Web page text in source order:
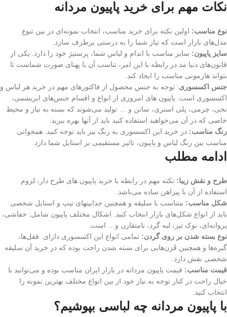
نکات مهم برای خرید پاپیون مردانه
نوع مناسب: اولین نکته برای خرید مناسب، انتخاب نمونه‌ای در بین تنوع
مدل‌‎های بازار است که نیاز شما را به درستی برطرف سازد.
سایز پاپیون: سایز مناسب با اندام و لباس شما، پرستیژ خود را دارد. یکی از
قانون‏‌های دنیا مد در رابطه با این امر، تناسب آن با پهنای صورت شماست تا
بتواند هارمونی مناسب را ایجاد کند.
جنس اکسسوری: توجه به جنس محصول از فاکتورهای مهم در خرید هر لباس و
اکسسوری است. پاپیون‌ های امروزی از انواع و اقسام جنس‌های ابریشمی،
نخی، چرمی،‌ پلی استری، ساتن و … تولید می‌شوند که بسته به نیاز و محیط
خاصی که در آن می‌خواهید استفاده کنید باید از آنها بهره ببرید.
رنگ مناسب: در خرید این اکسسوری به رنگ نیز باید توجه کنید. همخوانی
مناسب بین رنگ لباس و پاپیون، تاثیر مستقیمی بر استایل شما دارد.
ادامه مطلب
طرح و نقش زیبا: نکته مهم در رابطه با خرید پاپیون ‏‌های طرح دار، لزوم
استفاده از آن با پیراهن ساده می‌‏باشد.
شکل مناسب:
متناسب با سلیقه و همچنین جذابیت‎های تیپ و استایل شخصی
باید از انواع شکل‌‏های بازار انتخاب کنید. اشکال مختلف پاپیون شامل: خفاشی،
پروانه‌ای، نوک تیز، لبه گرد، نامتقارن و… است.
نوع بسته شدن بر روی گردن: تمامی انواع این اکسسوری دارای قفل‌ها،
گیره‌ها و همچنین قَزن‌هایی برای بسته شدن راحت بوده که در خرید آن سلیقه
شخصی نقش دارد.
قیمت مناسب: قیمت پاپیون مردانه در بازار ایران مناسب بوده و می‌توانید با
خیال راحت در کنار توجه به نیاز خود از بین انواع مختلف بهترین نمونه را
انتخاب کنید.
با پاپیون مردانه چه لباسی بپوشیم؟